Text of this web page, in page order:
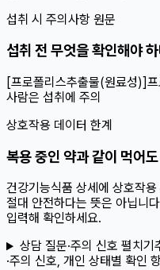
섭취 시 주의사항 원문
섭취 전 무엇을 확인해야
[프로폴리스추출물(원료성)]
사람은 섭취에 주의
상호작용 데이터 한계
복용 중인 약과 같이 먹어
건강기능식품 상세에 상호작
절대 안전하다는 뜻은 아닙니
입력해 확인하세요.
상담 질문·주의 신호 펼치기
·주의 신호, 개인 상태별 확인